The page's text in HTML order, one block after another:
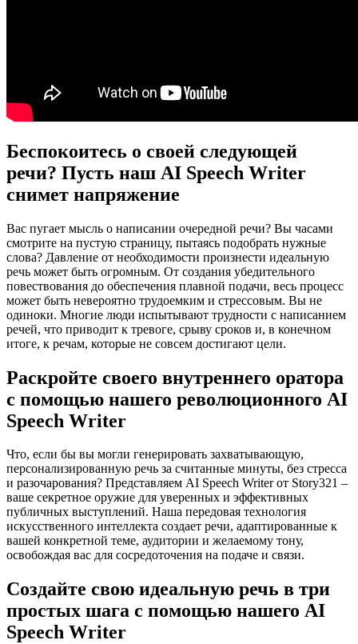
Беспокоитесь о своей следующей
речи? Пусть наш AI Speech Writer​
снимет напряжение
Вас пугает мысль о написании очередной речи? Вы часами
смотрите на пустую страницу, пытаясь подобрать нужные
слова? Давление от необходимости произнести идеальную
речь может быть огромным. От создания убедительного
повествования до обеспечения плавной подачи, весь процесс
может быть невероятно трудоемким и стрессовым. Вы не
одиноки. Многие люди испытывают трудности с написанием
речей, что приводит к тревоге, срыву сроков и, в конечном
итоге, к речам, которые не совсем достигают цели.
Раскройте своего внутреннего оратора
с помощью нашего революционного AI
Speech Writer​
Что, если бы вы могли генерировать захватывающую,
персонализированную речь за считанные минуты, без стресса
и разочарования? Представляем AI Speech Writer​ от Story321 –
ваше секретное оружие для уверенных и эффективных
публичных выступлений. Наша передовая технология
искусственного интеллекта создает речи, адаптированные к
вашей конкретной теме, аудитории и желаемому тону,
освобождая вас для сосредоточения на подаче и связи.
Создайте свою идеальную речь в три
простых шага с помощью нашего AI
Speech Writer​